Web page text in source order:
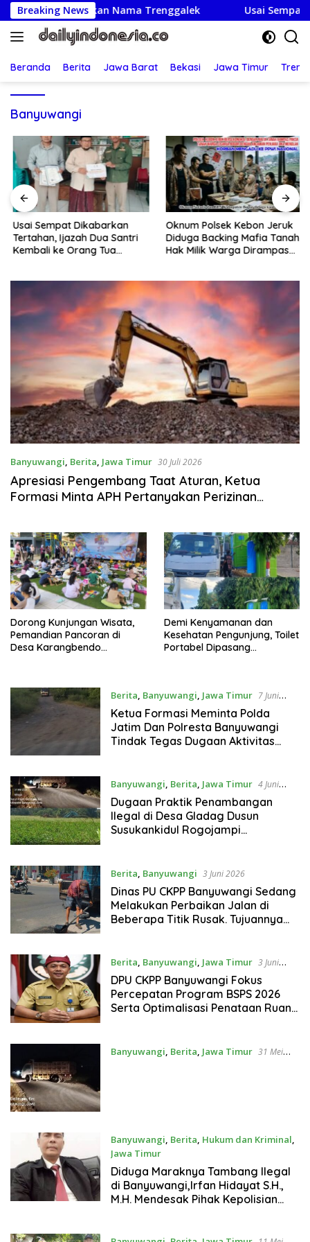
Langsung
ke
konten
Breaking News
Harumkan Nama Trenggalek Usai Sempat
Beranda Berita Jawa Barat Bekasi Jawa Timur
Banyuwangi
Usai Sempat Dikabarkan
Tertahan, Ijazah Dua Santri
Kembali ke Orang Tua
Oknum Polsek Kebon Jeruk
Diduga Backing Mafia Tanah,
Hak Milik Warga Dirampas
Banyuwangi, Berita, Jawa Timur 30 Juli 2026
Apresiasi Pengembang Taat Aturan, Ketua
Formasi Minta APH Pertanyakan Perizinan
Banyuwangi
Dorong Kunjungan Wisata,
Pemandian Pancoran di
Desa Karangbendo
Lomba Menggambar TK-SD
Demi Kenyamanan dan
Kesehatan Pengunjung, Toilet
Portabel Dipasang
Berita, Banyuwangi, Jawa Timur 7 Juni
2026
Ketua Formasi Meminta Polda
Jatim Dan Polresta Banyuwangi
Tindak Tegas Dugaan Aktivitas
Rogojampi
Banyuwangi, Berita, Jawa Timur 4 Juni
2026
Dugaan Praktik Penambangan
Ilegal di Desa Gladag Dusun
Susukankidul Rogojampi
Berita, Banyuwangi 3 Juni 2026
Dinas PU CKPP Banyuwangi Sedang
Melakukan Perbaikan Jalan di
Beberapa Titik Rusak. Tujuannya
Berita, Banyuwangi, Jawa Timur 3 Juni
2026
DPU CKPP Banyuwangi Fokus
Percepatan Program BSPS 2026
Serta Optimalisasi Penataan Ruang
Banyuwangi, Berita, Jawa Timur 31 Mei
Banyuwangi, Berita, Hukum dan Kriminal,
Jawa Timur
14 Mei 2026
Diduga Maraknya Tambang Ilegal
di Banyuwangi,Irfan Hidayat S.H.,
M.H. Mendesak Pihak Kepolisian